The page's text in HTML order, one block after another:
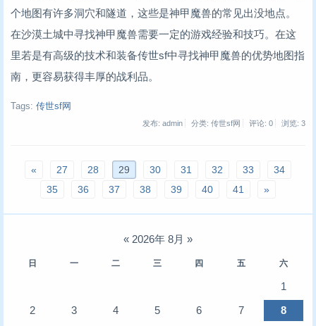
个地图有许多洞穴和隧道，这些是神甲魔兽的常见出没地点。
在沙漠土城中寻找神甲魔兽需要一定的游戏经验和技巧。在这
里若是有高级的技术和装备传世sf中寻找神甲魔兽的优势地图指
南，更容易获得丰厚的战利品。
Tags: 传世sf网
发布: admin 分类: 传世sf网 评论: 0 浏览: 3
« 27 28 29 30 31 32 33
34
35
36 37 38 39 40 41 »
« 2026年 8月 »
日 一 二 三 四 五 六
1
2
3 4 5 6 7
8